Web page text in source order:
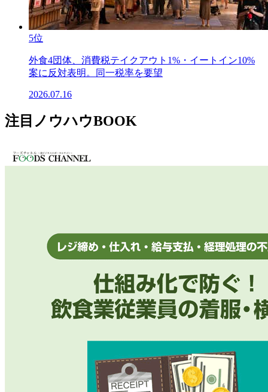
5位
外食4団体、消費税テイクアウト1%・イートイン10%
案に反対表明。同一税率を要望
2026.07.16
注目ノウハウBOOK